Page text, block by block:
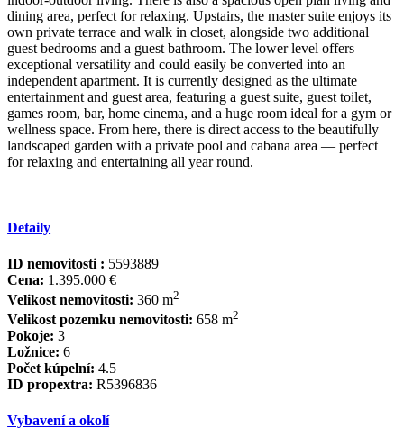
dining area, perfect for relaxing. Upstairs, the master suite enjoys its
own private terrace and walk in closet, alongside two additional
guest bedrooms and a guest bathroom. The lower level offers
exceptional versatility and could easily be converted into an
independent apartment. It is currently designed as the ultimate
entertainment and guest area, featuring a guest suite, guest toilet,
games room, bar, home cinema, and a huge room ideal for a gym or
‌wellness ‌space. ‌From ‌here, ‌there is ‌direct ‌access to ‌the beautifully
‌landscaped garden with ‌a ‌private ‌pool and cabana ‌area ‌— perfect
for ‌relaxing ‌and ‌entertaining ‌all ‌year ‌round.
Detaily
ID nemovitosti : 5593889
Cena: 1.395.000 €
Velikost nemovitosti: 360 m2
Velikost pozemku nemovitosti: 658 m2
Pokoje: 3
Ložnice: 6
Počet kúpelní: 4.5
ID propextra: R5396836
Vybavení a okolí